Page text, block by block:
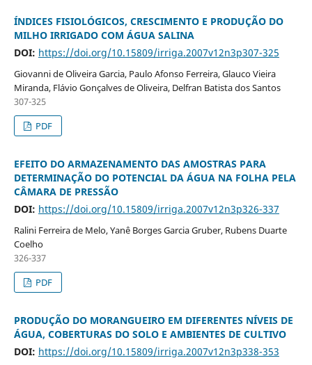
ÍNDICES FISIOLÓGICOS, CRESCIMENTO E PRODUÇÃO DO
MILHO IRRIGADO COM ÁGUA SALINA
DOI: https://doi.org/10.15809/irriga.2007v12n3p307-325
Giovanni de Oliveira Garcia, Paulo Afonso Ferreira, Glauco Vieira
Miranda, Flávio Gonçalves de Oliveira, Delfran Batista dos Santos
307-325
PDF
EFEITO DO ARMAZENAMENTO DAS AMOSTRAS PARA
DETERMINAÇÃO DO POTENCIAL DA ÁGUA NA FOLHA PELA
CÂMARA DE PRESSÃO
DOI: https://doi.org/10.15809/irriga.2007v12n3p326-337
Ralini Ferreira de Melo, Yanê Borges Garcia Gruber, Rubens Duarte
Coelho
326-337
PDF
PRODUÇÃO DO MORANGUEIRO EM DIFERENTES NÍVEIS DE
ÁGUA, COBERTURAS DO SOLO E AMBIENTES DE CULTIVO
DOI: https://doi.org/10.15809/irriga.2007v12n3p338-353